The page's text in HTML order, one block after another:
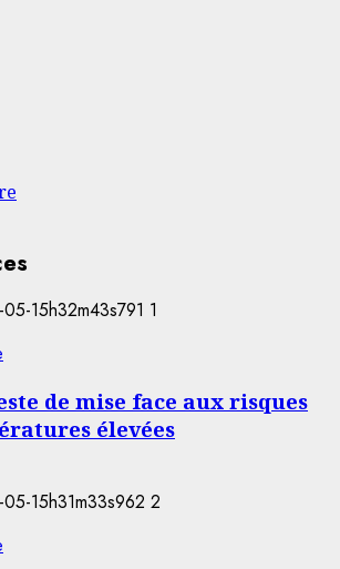
1
de mise face aux risques
élevées
2